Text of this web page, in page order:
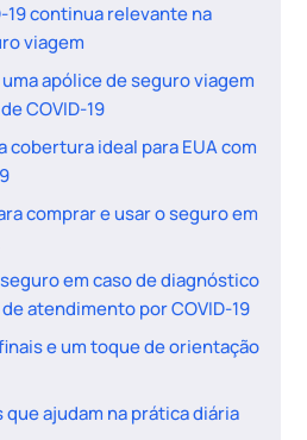
19 continua relevante na
viagem
apólice de seguro viagem
COVID-19
cobertura ideal para EUA com
comprar e usar o seguro em
em caso de diagnóstico
atendimento por COVID-19
e um toque de orientação
que ajudam na prática diária